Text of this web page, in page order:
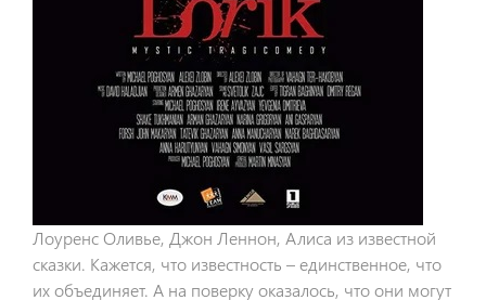
Лоуренс Оливье, Джон Леннон, Алиса из известной
сказки. Кажется, что известность – единственное, что
их объединяет. А на поверку оказалось, что они могут